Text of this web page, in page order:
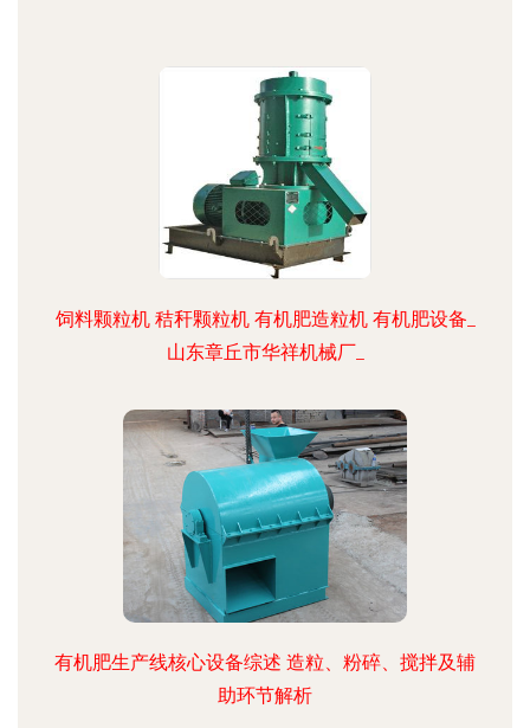
饲料颗粒机 秸秆颗粒机 有机肥造粒机 有机肥设备_
山东章丘市华祥机械厂_
有机肥生产线核心设备综述 造粒、粉碎、搅拌及辅
助环节解析